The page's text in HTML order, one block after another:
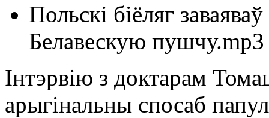
Польскі біёляг
Белавескую пушчу.mp3
Інтэрвію з доктарам
арыгінальны спосаб